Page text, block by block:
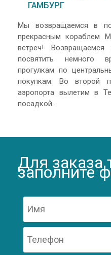
ГАМБУРГ
Мы возвращаемся в
прекрасным кораблем
встреч!
посвятить немного
прогулкам по
покупкам. Во второй
аэропорта вылетим в
посадкой.
Для заказа
заполните